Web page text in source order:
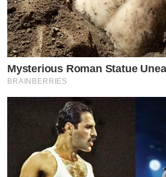
Mysterious Roman Statue
BRAINBERRIES